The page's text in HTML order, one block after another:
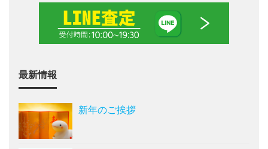
最新情報
新年のご挨拶